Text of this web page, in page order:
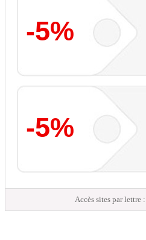
-5%
-5%
Accès sites par lettre :